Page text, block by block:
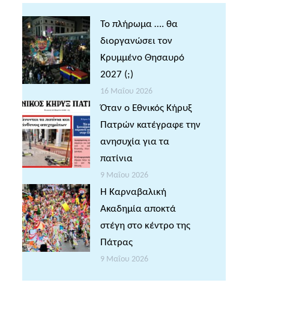
Το πλήρωμα …. θα
διοργανώσει τον
Κρυμμένο Θησαυρό
2027 (;)
16 Μαΐου 2026
Όταν ο Εθνικός Κήρυξ
Πατρών κατέγραφε την
ανησυχία για τα
πατίνια
9 Μαΐου 2026
Η Καρναβαλική
Ακαδημία αποκτά
στέγη στο κέντρο της
Πάτρας
9 Μαΐου 2026